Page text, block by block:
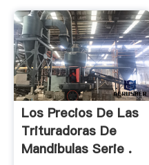
Los Precios De Las
Trituradoras De
Mandibulas Serie .